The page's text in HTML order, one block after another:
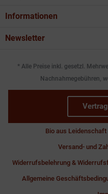
Informationen
Newsletter
* Alle Preise inkl. gesetzl.
Nachnahmegebühren,
Bio aus Leidenschaft
Versand- und
Widerrufsbelehrung &
Allgemeine